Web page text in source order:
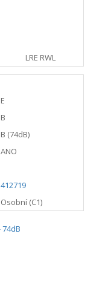
LRE RWL
E
B
B (74dB)
ANO
412719
Osobní (C1)